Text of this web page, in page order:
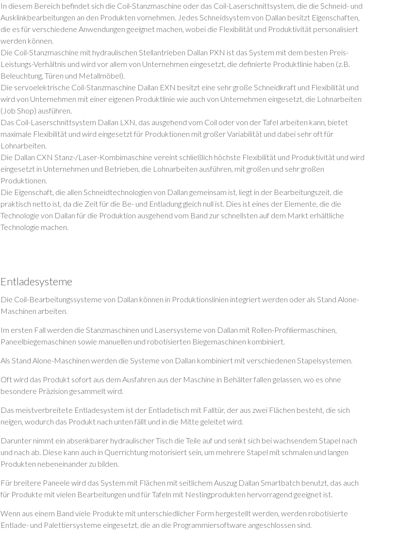
In diesem Bereich befindet sich die Coil-Stanzmaschine oder das Coil-Laserschnittsystem, die die Schneid- und
Ausklinkbearbeitungen an den Produkten vornehmen. Jedes Schneidsystem von Dallan besitzt Eigenschaften,
die es für verschiedene Anwendungen geeignet machen, wobei die Flexibilität und Produktivität personalisiert
werden können.
Die Coil-Stanzmaschine mit hydraulischen Stellantrieben Dallan PXN ist das System mit dem besten Preis-
Leistungs-Verhältnis und wird vor allem von Unternehmen eingesetzt, die definierte Produktlinie haben (z.B.
Beleuchtung, Türen und Metallmöbel).
Die servoelektrische Coil-Stanzmaschine Dallan EXN besitzt eine sehr große Schneidkraft und Flexibilität und
wird von Unternehmen mit einer eigenen Produktlinie wie auch von Unternehmen eingesetzt, die Lohnarbeiten
(Job Shop) ausführen.
Das Coil-Laserschnittsystem Dallan LXN, das ausgehend vom Coil oder von der Tafel arbeiten kann, bietet
maximale Flexibilität und wird eingesetzt für Produktionen mit großer Variabilität und dabei sehr oft für
Lohnarbeiten.
Die Dallan CXN Stanz-/Laser-Kombimaschine vereint schließlich höchste Flexibilität und Produktivität und wird
eingesetzt in Unternehmen und Betrieben, die Lohnarbeiten ausführen, mit großen und sehr großen
Produktionen.
Die Eigenschaft, die allen Schneidtechnologien von Dallan gemeinsam ist, liegt in der Bearbeitungszeit, die
praktisch netto ist, da die Zeit für die Be- und Entladung gleich null ist. Dies ist eines der Elemente, die die
Technologie von Dallan für die Produktion ausgehend vom Band zur schnellsten auf dem Markt erhältliche
Technologie machen.
Entladesysteme
Die Coil-Bearbeitungssysteme von Dallan können in Produktionslinien integriert werden oder als Stand Alone-
Maschinen arbeiten.
Im ersten Fall werden die Stanzmaschinen und Lasersysteme von Dallan mit Rollen-Profiliermaschinen,
Paneelbiegemaschinen sowie manuellen und robotisierten Biegemaschinen kombiniert.
Als Stand Alone-Maschinen werden die Systeme von Dallan kombiniert mit verschiedenen Stapelsystemen.
Oft wird das Produkt sofort aus dem Ausfahren aus der Maschine in Behälter fallen gelassen, wo es ohne
besondere Präzision gesammelt wird.
Das meistverbreitete Entladesystem ist der Entladetisch mit Falltür, der aus zwei Flächen besteht, die sich
neigen, wodurch das Produkt nach unten fällt und in die Mitte geleitet wird.
Darunter nimmt ein absenkbarer hydraulischer Tisch die Teile auf und senkt sich bei wachsendem Stapel nach
und nach ab. Diese kann auch in Querrichtung motorisiert sein, um mehrere Stapel mit schmalen und langen
Produkten nebeneinander zu bilden.
Für breitere Paneele wird das System mit Flächen mit seitlichem Auszug Dallan Smartbatch benutzt, das auch
für Produkte mit vielen Bearbeitungen und für Tafeln mit Nestingprodukten hervorragend geeignet ist.
Wenn aus einem Band viele Produkte mit unterschiedlicher Form hergestellt werden, werden robotisierte
Entlade- und Palettiersysteme eingesetzt, die an die Programmiersoftware angeschlossen sind.